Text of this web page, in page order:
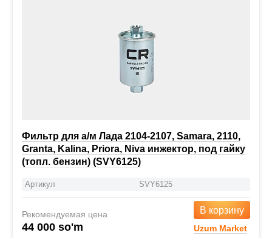
Фильтр для а/м Лада 2104-2107, Samara, 2110,
Granta, Kalina, Priora, Niva инжектор, под гайку
(топл. бензин) (SVY6125)
Артикул SVY6125
Рекомендуемая цена
44 000 so'm
В корзину
Uzum Market